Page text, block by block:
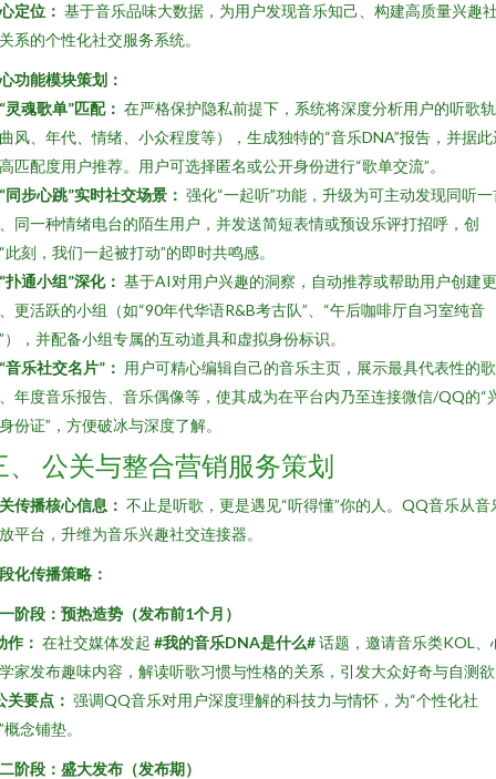
定位： 基于音乐品味大数据，为用户发现音乐知己、构建高质量兴趣
系的个性化社交服务系统。
功能模块策划：
“灵魂歌单”匹配： 在严格保护隐私前提下，系统将深度分析用户的听歌
风、年代、情绪、小众程度等），生成独特的“音乐DNA”报告，并据此
匹配度用户推荐。用户可选择匿名或公开身份进行“歌单交流”。
“同步心跳”实时社交场景： 强化“一起听”功能，升级为可主动发现同听一
同一种情绪电台的陌生用户，并发送简短表情或预设乐评打招呼，创
此刻，我们一起被打动”的即时共鸣感。
“扑通小组”深化： 基于AI对用户兴趣的洞察，自动推荐或帮助用户创建
更活跃的小组（如“90年代华语R&B考古队”、“午后咖啡厅自习室纯音
），并配备小组专属的互动道具和虚拟身份标识。
“音乐社交名片”： 用户可精心编辑自己的音乐主页，展示最具代表性的歌
年度音乐报告、音乐偶像等，使其成为在平台内乃至连接微信/QQ的“
份证”，方便破冰与深度了解。
、 公关与整合营销服务策划
传播核心信息： 不止是听歌，更是遇见“听得懂”你的人。QQ音乐从音
平台，升维为音乐兴趣社交连接器。
化传播策略：
阶段：预热造势（发布前1个月）
作： 在社交媒体发起 #我的音乐DNA是什么#话题，邀请音乐类KOL、
家发布趣味内容，解读听歌习惯与性格的关系，引发大众好奇与自测
关要点： 强调QQ音乐对用户深度理解的科技力与情怀，为“个性化社
概念铺垫。
阶段：盛大发布（发布期）